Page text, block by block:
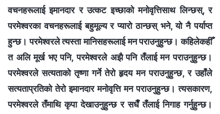
वचनहरूलाई इमानदार र उत्कट इच्‍छाको मनोवृत्तिसाथ लिन्छस्, र
परमेश्‍वरका वचनहरूलाई बहुमूल्य र प्यारो ठान्छस् भने, यो नै पर्याप्त
हुन्छ। परमेश्‍वरले त्यस्ता मानिसहरूलाई मन पराउनुहुन्छ। कहिलेकहीँ
त अलि मूर्ख भए पनि, परमेश्‍वरले अझै पनि तँलाई मन पराउनुहुन्छ।
परमेश्‍वरले सत्यताको तृष्णा गर्ने तेरो हृदय मन पराउनुहुन्छ, र उहाँले
सत्यताप्रतिको तेरो इमानदार मनोवृत्ति मन पराउनुहुन्छ। त्यसकारण,
परमेश्‍वरले तँमाथि कृपा देखाउनुहुन्छ र सधैँ तँलाई निगाह गर्नुहुन्छ।